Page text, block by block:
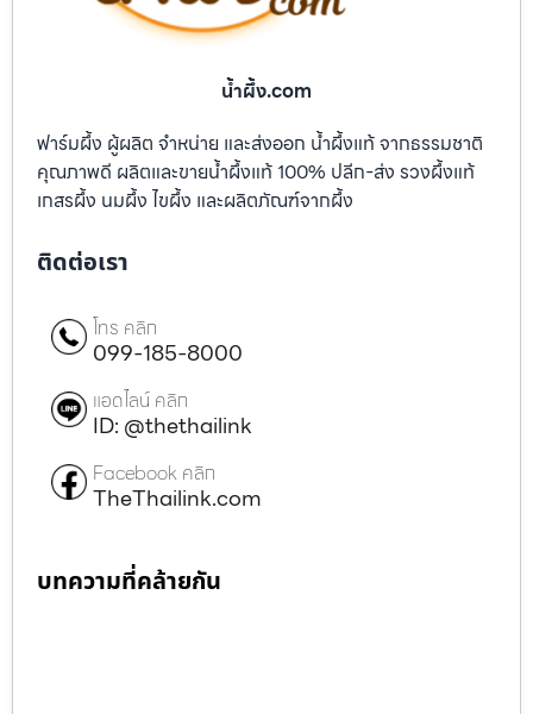
น้ำผึ้ง.com
ฟาร์มผึ้ง ผู้ผลิต จำหน่าย และส่งออก น้ำผึ้งแท้ จากธรรมชาติ
คุณภาพดี ผลิตและขายน้ำผึ้งแท้ 100% ปลีก-ส่ง รวงผึ้งแท้
เกสรผึ้ง นมผึ้ง ไขผึ้ง และผลิตภัณฑ์จากผึ้ง
ติดต่อเรา
โทร คลิก
099-185-8000
แอดไลน์ คลิก
ID: @thethailink
Facebook คลิก
TheThailink.com
บทความที่คล้ายกัน